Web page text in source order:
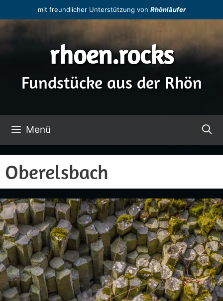
Inhalt
mit freundlicher Unterstützung von Rhönläufer
rhoen.rocks
Fundstücke aus der Rhön
Menü
Oberelsbach